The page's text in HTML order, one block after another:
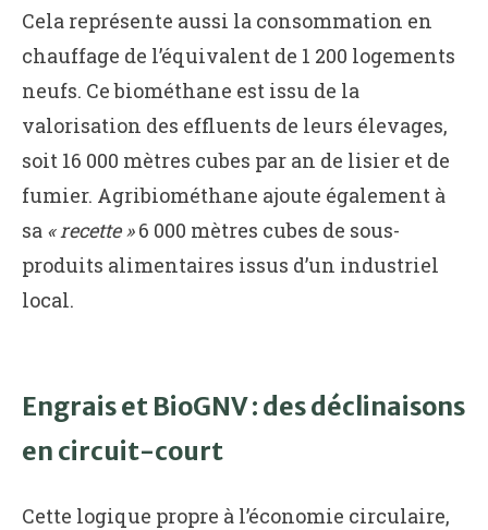
Cela représente aussi la consommation en
chauffage de l’équivalent de 1 200 logements
neufs. Ce biométhane est issu de la
valorisation des effluents de leurs élevages,
soit 16 000 mètres cubes par an de lisier et de
fumier. Agribiométhane ajoute également à
sa « recette »6 000 mètres cubes de sous-
produits alimentaires issus d’un industriel
local.
Engrais et BioGNV : des déclinaisons
en circuit-court
Cette logique propre à l’économie circulaire,